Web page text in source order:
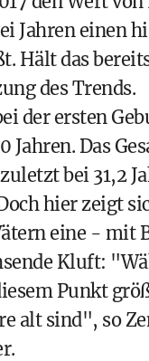
Jahren einen
Hält das
des Trends.
der ersten
Jahren. Das
bei 31,2
hier zeigt
eine - mit
Kluft:
Punkt
alt sind", so